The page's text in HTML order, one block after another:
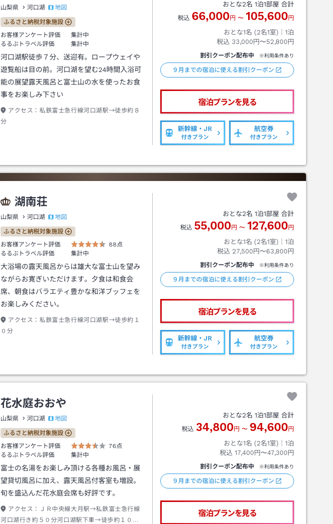
山梨県 河口湖 地図
ふるさと納税対象施設
お客様アンケート評価
集計中
るるぶトラベル評価
集計中
河口湖駅徒歩７分、送迎有。ロープウェイや
遊覧船は目の前。河口湖を望む24時間入浴可
能の展望露天風呂と富士山の水を使ったお食
事をお楽しみ下さい
アクセス： 私鉄富士急行線河口湖駅→徒歩約８
分
おとな2名 1泊1部屋 合計
税込 66,000 円 〜 105,600 円
おとな1名 (2名1室)｜ 1泊
税込 33,000円〜52,800円
割引クーポン配布中 ※利用条件あり
９月までの宿泊に使える割引クーポン
宿泊プランを見る
新幹線・JR
付きプラン
航空券
付きプラン
湖南荘
山梨県 河口湖 地図
ふるさと納税対象施設
お客様アンケート評価
88点
るるぶトラベル評価
集計中
大浴場の露天風呂からは雄大な富士山を望み
ながらお寛ぎいただけます。夕食は和食会
席、朝食はバラエティ豊かな和洋ブッフェを
お楽しみください。
アクセス： 私鉄富士急行線河口湖駅→徒歩約１
０分
おとな2名 1泊1部屋 合計
税込 55,000 円 〜 127,600 円
おとな1名 (2名1室)｜ 1泊
税込 27,500円〜63,800円
割引クーポン配布中 ※利用条件あり
９月までの宿泊に使える割引クーポン
宿泊プランを見る
新幹線・JR
付きプラン
航空券
付きプラン
花水庭おおや
山梨県 河口湖 地図
ふるさと納税対象施設
お客様アンケート評価
76点
るるぶトラベル評価
集計中
富士の名湯をお楽しみ頂ける各種お風呂・展
望貸切風呂に加え、露天風呂付客室も増設。
旬を盛込んだ花水庭会席も好評です。
アクセス：
ＪＲ中央線大月駅→私鉄富士急行線
河口湖行き約５０分河口湖駅下車→徒歩約１０分
おとな2名 1泊1部屋 合計
税込 34,800 円 〜 94,600 円
おとな1名 (2名1室)｜ 1泊
税込 17,400円〜47,300円
割引クーポン配布中 ※利用条件あり
９月までの宿泊に使える割引クーポン
宿泊プランを見る